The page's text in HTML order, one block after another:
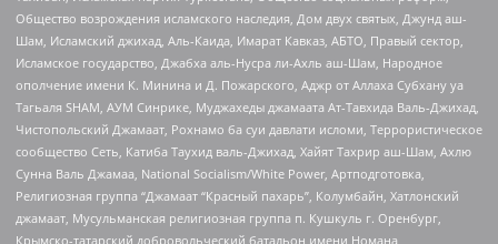
Общество возрождения исламского наследия, Дом двух святых, Джунд аш-
Шам, Исламский джихад, Аль-Каида, Имарат Кавказ, АБТО, Правый сектор,
Исламское государство, Джабха аль-Нусра ли-Ахль аш-Шам, Народное
ополчение имени К. Минина и Д. Пожарского, Аджр от Аллаха Субхану уа
Тагьаля SHAM, АУМ Синрике, Муджахеды джамаата Ат-Тавхида Валь-Джихад,
Чистопольский Джамаат, Рохнамо ба суи давлати исломи, Террористическое
сообщество Сеть, Катиба Таухид валь-Джихад, Хайят Тахрир аш-Шам, Ахлю
Сунна Валь Джамаа, National Socialism/White Power, Артподготовка,
Религиозная группа “Джамаат “Красный пахарь”, Колумбайн, Хатлонский
джамаат, Мусульманская религиозная группа п. Кушкуль г. Оренбург,
Крымско-татарский добровольческий батальон имени Номана